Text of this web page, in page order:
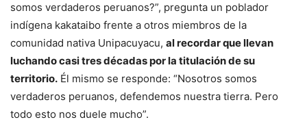
somos verdaderos peruanos?”, pregunta un poblador
indígena kakataibo frente a otros miembros de la
comunidad nativa Unipacuyacu, al recordar que llevan
luchando casi tres décadas por la titulación de su
territorio. Él mismo se responde: “Nosotros somos
verdaderos peruanos, defendemos nuestra tierra. Pero
todo esto nos duele mucho”.